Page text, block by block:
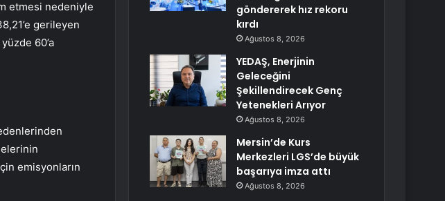
etmesi nedeniyle
gerileyen
60’a
emisyonların
göndererek hız rekoru
kırdı
Ağustos 8, 2026
YEDAŞ, Enerjinin
Geleceğini
Şekillendirecek Genç
Yetenekleri Arıyor
Ağustos 8, 2026
Mersin’de Kurs
Merkezleri LGS’de büyük
başarıya imza attı
Ağustos 8, 2026